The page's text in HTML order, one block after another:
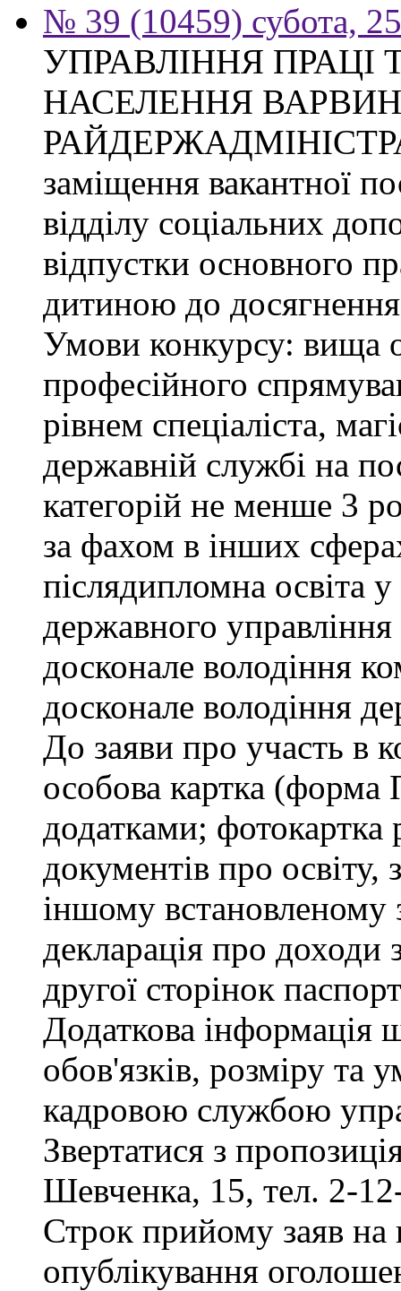
№ 39 (10459) субота,
УПРАВЛІННЯ ПРАЦІ
НАСЕЛЕННЯ
заміщення вакантної
відділу соціальних
відпустки основного
дитиною до
Умови конкурсу: вища
професійного
рівнем спеціаліста,
державній службі на
категорій не менше 3
за фахом в інших
післядипломна освіта
державного управління
досконале володіння
досконале володіння
До заяви про участь в
особова картка
додатками; фотокартка
документів про освіту,
іншому встановленому
декларація про доходи
другої сторінок
Додаткова інформація
обов'язків, розміру та
кадровою службою
Звертатися з
Шевченка, 15, тел. 2-
Строк прийому заяв на
опублікування